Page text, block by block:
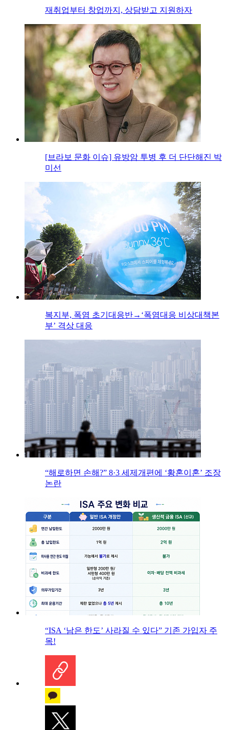
재취업부터 창업까지, 상담받고 지원하자
[브라보 문화 이슈] 유방암 투병 후 더 단단해진 박
미선
복지부, 폭염 초기대응반→‘폭염대응 비상대책본
부’ 격상 대응
“해로하면 손해?” 8·3 세제개편에 ‘황혼이혼’ 조장
논란
“ISA ‘남은 한도’ 사라질 수 있다” 기존 가입자 주
목!